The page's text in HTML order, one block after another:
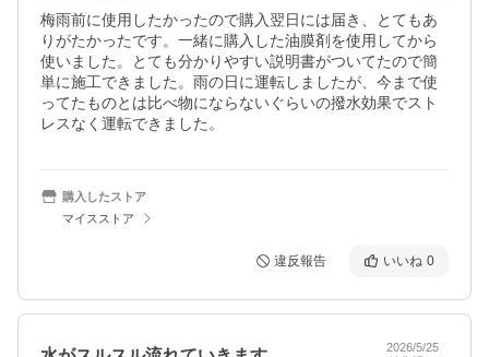
梅雨前に使用したかったので購入翌日には届き、とてもあ
りがたかったです。一緒に購入した油膜剤を使用してから
使いました。とても分かりやすい説明書がついてたので簡
単に施工できました。雨の日に運転しましたが、今まで使
ってたものとは比べ物にならないぐらいの撥水効果でスト
レスなく運転できました。
購入したストア
マイスストア
違反報告 いいね 0
2026/5/25